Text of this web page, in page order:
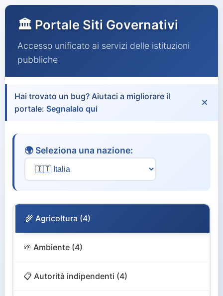
🏛️ Portale Siti Governativi
Accesso unificato ai servizi delle istituzioni
pubbliche
Hai trovato un bug? Aiutaci a migliorare il
portale: Segnalalo qui ×
🌍 Seleziona una nazione:
🌾 Agricoltura (4)
🌱 Ambiente (4)
📋 Autorità indipendenti (4)